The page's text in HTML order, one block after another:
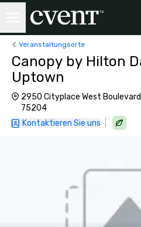
Veranstaltungsorte
Canopy by Hilton
Uptown
2950 Cityplace West
75204
Kontaktieren Sie uns